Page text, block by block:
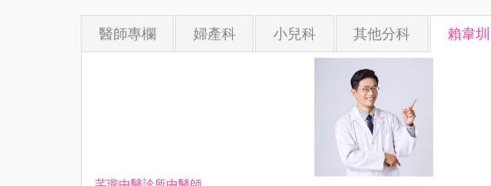
醫師專欄 婦產科 小兒科 其他分科 賴韋圳